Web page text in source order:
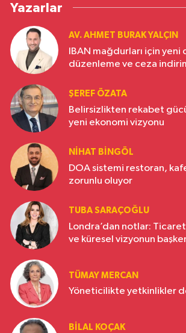
Yazarlar
AV. AHMET BURAK YALÇIN
IBAN mağdurları için yeni
düzenleme ve ceza
ŞEREF ÖZATA
Belirsizlikten rekabet
yeni ekonomi vizyonu
NIHAT BINGÖL
DOA sistemi restoran,
zorunlu oluyor
TUBA SARAÇOĞLU
Londra’dan notlar:
ve küresel vizyonun
TÜMAY MERCAN
Yöneticilikte yetkinlikler
BILAL KOÇAK